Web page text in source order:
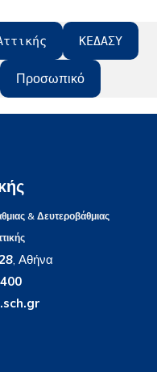
ΚΕΔΑΣΥ
Προσωπικό
& Δευτεροβάθμιας
, Αθήνα